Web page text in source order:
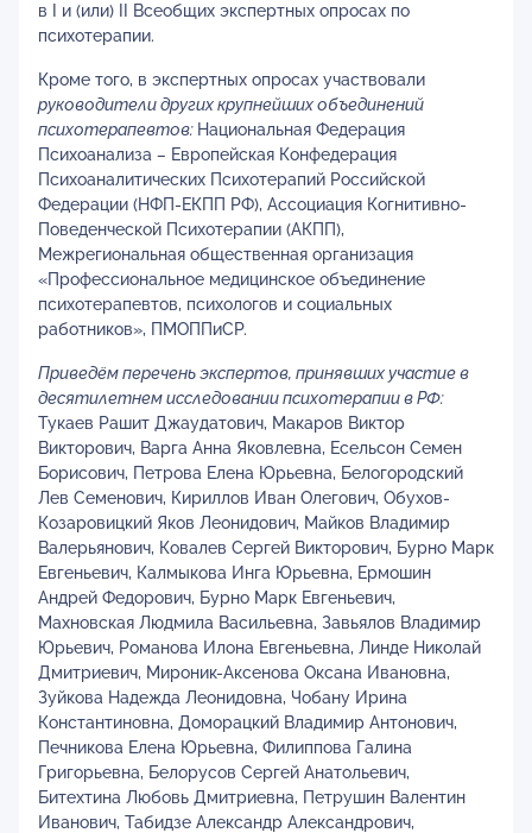
в I и (или) II Всеобщих экспертных опросах по
психотерапии.
Кроме того, в экспертных опросах участвовали
руководители других крупнейших объединений
психотерапевтов: Национальная Федерация
Психоанализа – Европейская Конфедерация
Психоаналитических Психотерапий Российской
Федерации (НФП-ЕКПП РФ), Ассоциация Когнитивно-
Поведенческой Психотерапии (АКПП),
Межрегиональная общественная организация
«Профессиональное медицинское объединение
психотерапевтов, психологов и социальных
работников», ПМОППиСР.
Приведём перечень экспертов, принявших участие в
десятилетнем исследовании психотерапии в РФ:
Тукаев Рашит Джаудатович, Макаров Виктор
Викторович, Варга Анна Яковлевна, Есельсон Семен
Борисович, Петрова Елена Юрьевна, Белогородский
Лев Семенович, Кириллов Иван Олегович, Обухов-
Козаровицкий Яков Леонидович, Майков Владимир
Валерьянович, Ковалев Сергей Викторович, Бурно Марк
Евгеньевич, Калмыкова Инга Юрьевна, Ермошин
Андрей Федорович, Бурно Марк Евгеньевич,
Махновская Людмила Васильевна, Завьялов Владимир
Юрьевич, Романова Илона Евгеньевна, Линде Николай
Дмитриевич, Мироник-Аксенова Оксана Ивановна,
Зуйкова Надежда Леонидовна, Чобану Ирина
Константиновна, Доморацкий Владимир Антонович,
Печникова Елена Юрьевна, Филиппова Галина
Григорьевна, Белорусов Сергей Анатольевич,
Битехтина Любовь Дмитриевна, Петрушин Валентин
Иванович, Табидзе Александр Александрович,